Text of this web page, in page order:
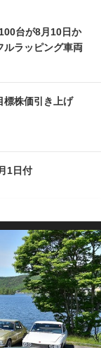
台が8月10日か
ルラッピング車両
標株価引き上げ
1日付